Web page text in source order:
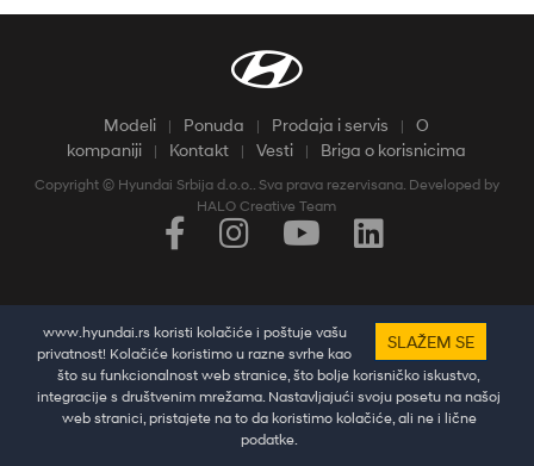
Modeli Ponuda Prodaja i servis
O
kompaniji
Kontakt Vesti Briga o korisnicima
Copyright © Hyundai Srbija d.o.o.. Sva prava rezervisana. Developed by
HALO Creative Team
Pratine najnovije vesti i dešavanja putem društvenih mreža
SLAŽEM SE
www.hyundai.rs koristi kolačiće i poštuje vašu
privatnost! Kolačiće koristimo u razne svrhe kao
što su funkcionalnost web stranice, što bolje korisničko iskustvo,
integracije s društvenim mrežama. Nastavljajući svoju posetu na našoj
web stranici, pristajete na to da koristimo kolačiće, ali ne i lične
podatke.